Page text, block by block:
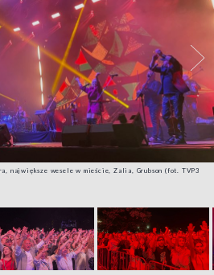
największe wesele w mieście, Zalia, Grubson (fot. TVP3